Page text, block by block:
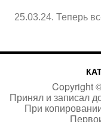
25.03.24. Теперь
Copyright
Принял и записал
При